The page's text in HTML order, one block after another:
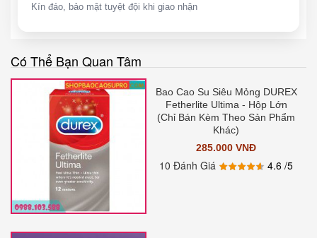
Kín đáo, bảo mật tuyệt đội khi giao nhận
Có Thể Bạn Quan Tâm
Bao Cao Su Siêu Mỏng DUREX
Fetherlite Ultima - Hộp Lớn
(Chỉ Bán Kèm Theo Sản Phẩm
Khác)
285.000 VNĐ
10 Đánh Giá 4.6/5